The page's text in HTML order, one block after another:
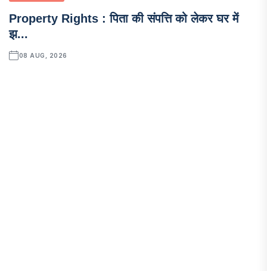
Property Rights : पिता की संपत्ति को लेकर घर में
झ...
08 AUG, 2026